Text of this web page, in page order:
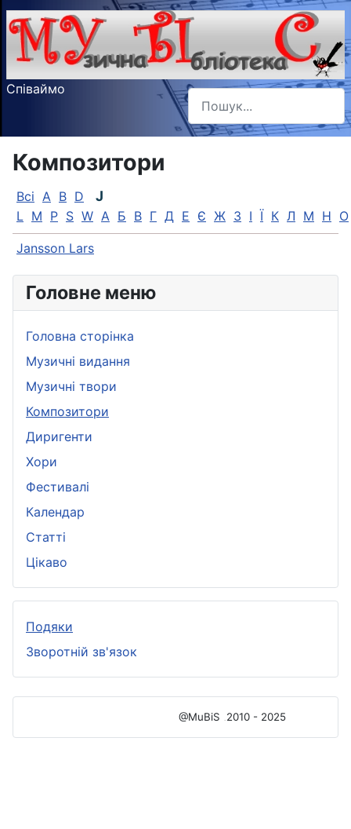
Співаймо Пошук
Type 2 or more characters
Головне меню
Головна сторінка
Музичні видання
Музичні твори
Композитори
Диригенти
Хори
Фестивалі
Календар
Статті
Цікаво
Подяки
Зворотній зв'язок
Композитори
Всі A B D J
L M P S W А Б В Г Д Е Є Ж З І Ї К Л М Н О
Jansson Lars
@MuBiS 2010 - 2025